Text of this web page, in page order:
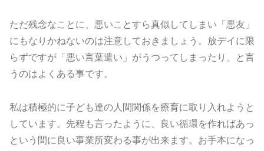
ただ残念なことに、悪いことすら真似してしまい「悪友」
にもなりかねないのは注意しておきましょう。放デイに限
らずですが「悪い言葉遣い」がうつってしまったり、と言
うのはよくある事です。
私は積極的に子ども達の人間関係を療育に取り入れようと
しています。先程も言ったように、良い循環を作ればあっ
という間に良い事業所変わる事が出来ます。お手本になっ